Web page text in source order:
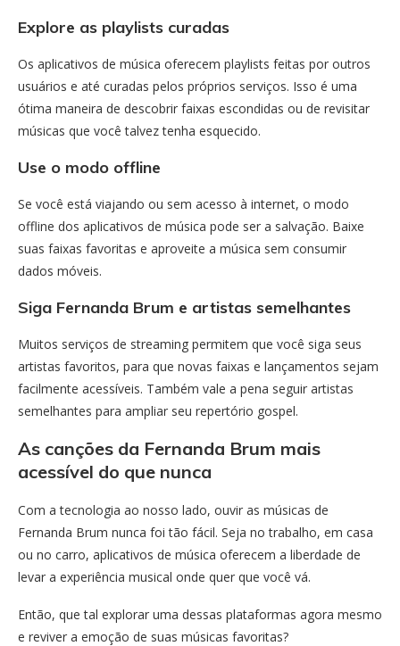
Explore as playlists curadas
Os aplicativos de música oferecem playlists feitas por outros
usuários e até curadas pelos próprios serviços. Isso é uma
ótima maneira de descobrir faixas escondidas ou de revisitar
músicas que você talvez tenha esquecido.
Use o modo offline
Se você está viajando ou sem acesso à internet, o modo
offline dos aplicativos de música pode ser a salvação. Baixe
suas faixas favoritas e aproveite a música sem consumir
dados móveis.
Siga Fernanda Brum e artistas semelhantes
Muitos serviços de streaming permitem que você siga seus
artistas favoritos, para que novas faixas e lançamentos sejam
facilmente acessíveis. Também vale a pena seguir artistas
semelhantes para ampliar seu repertório gospel.
As canções da Fernanda Brum mais
acessível do que nunca
Com a tecnologia ao nosso lado, ouvir as músicas de
Fernanda Brum nunca foi tão fácil. Seja no trabalho, em casa
ou no carro, aplicativos de música oferecem a liberdade de
levar a experiência musical onde quer que você vá.
Então, que tal explorar uma dessas plataformas agora mesmo
e reviver a emoção de suas músicas favoritas?